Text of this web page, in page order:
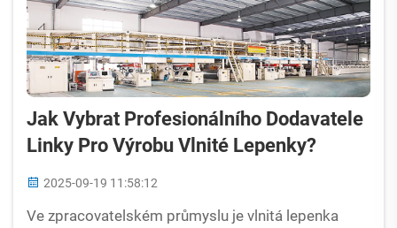
Jak Vybrat Profesionálního Dodavatele
Linky Pro Výrobu Vlnité Lepenky?
2025-09-19 11:58:12
Ve zpracovatelském průmyslu je vlnitá lepenka